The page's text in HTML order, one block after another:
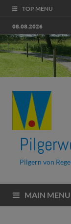
TOP MENU
08.08.2026
Pilgern von
MAIN MENU